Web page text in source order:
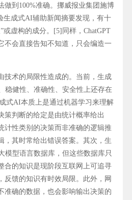
做到100%准确。挪威报业集团施博
生成式AI辅助新闻摘要发现，有十
或虚构的成分。[5]同样，ChatGPT
不会直接告知不知道，只会编造一
术的局限性造成的。当前，生成
稳健性、准确性、安全性上还存在
式AI本质上是通过机器学习来理解
策判断的给定是由统计概率给出
计性类别的决策而非准确的逻辑推
，其时常给出错误答案。其次，生
模型语言数据库，但这些数据库只
合的知识是现阶段互联网上可追寻
反馈的知识有时效局限。此外，网
准确的数据，也会影响输出决策的